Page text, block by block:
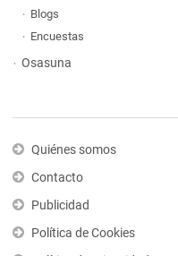
Blogs
Encuestas
Osasuna
Quiénes somos
Contacto
Publicidad
Política de Cookies